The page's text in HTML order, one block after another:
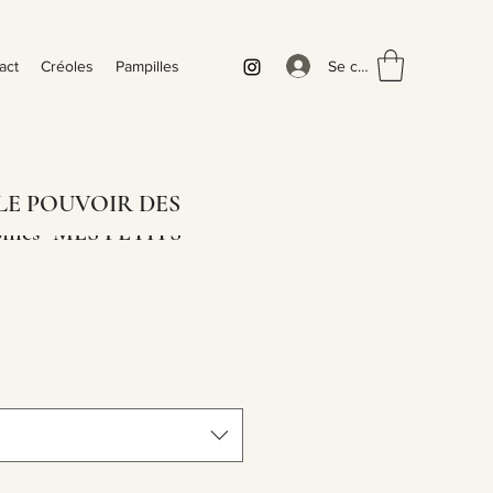
Créoles Pampilles Se connecter
POUVOIR DES
MES PETITS